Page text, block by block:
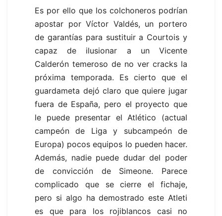
Es por ello que los colchoneros podrían
apostar por Víctor Valdés, un portero
de garantías para sustituir a Courtois y
capaz de ilusionar a un Vicente
Calderón temeroso de no ver cracks la
próxima temporada. Es cierto que el
guardameta dejó claro que quiere jugar
fuera de España, pero el proyecto que
le puede presentar el Atlético (actual
campeón de Liga y subcampeón de
Europa) pocos equipos lo pueden hacer.
Además, nadie puede dudar del poder
de convicción de Simeone. Parece
complicado que se cierre el fichaje,
pero si algo ha demostrado este Atleti
es que para los rojiblancos casi no